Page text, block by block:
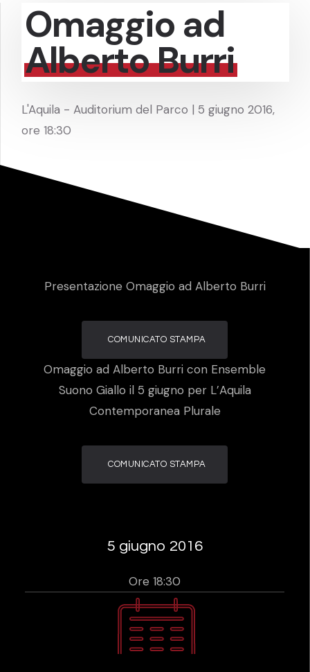
Omaggio ad
Alberto Burri
L'Aquila - Auditorium del Parco | 5 giugno 2016,
ore 18:30
Presentazione Omaggio ad Alberto Burri
COMUNICATO STAMPA
Omaggio ad Alberto Burri con Ensemble
Suono Giallo il 5 giugno per L’Aquila
Contemporanea Plurale
COMUNICATO STAMPA
5 giugno 2016
Ore 18:30